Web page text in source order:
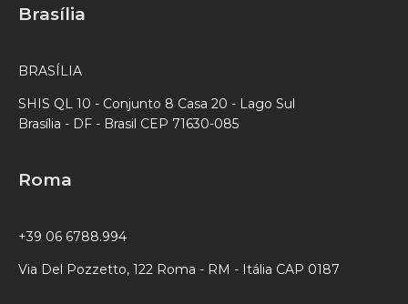
Brasília
BRASÍLIA
SHIS QL 10 - Conjunto 8 Casa 20 - Lago Sul
Brasília - DF - Brasil CEP 71630-085
Roma
+39 06 6788.994
Via Del Pozzetto, 122 Roma - RM - Itália CAP 0187